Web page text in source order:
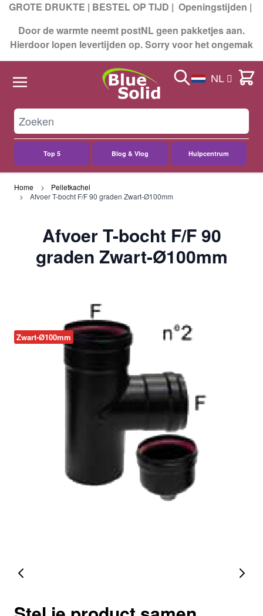
GROTE DRUKTE | BESTEL OP TIJD | Openingstijden |
Door de warmte neemt postNL geen pakketjes aan.
Hierdoor lopen levertijden op. Sorry voor het ongemak
Top 5 Blog & Vlog Hulpcentrum
Search NL Cart
Home
Pelletkachel
Afvoer T-bocht F/F 90 graden Zwart-Ø100mm
Afvoer T-bocht F/F 90
graden Zwart-Ø100mm
Zwart-Ø100mm